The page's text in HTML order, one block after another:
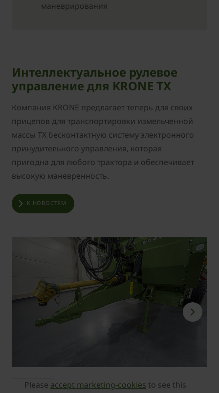
маневрирования
Интеллектуальное рулевое
управление для KRONE TX
Компания KRONE предлагает теперь для своих
прицепов для транспортировки измельченной
массы TX бесконтактную систему электронного
принудительного управления, которая
пригодна для любого трактора и обеспечивает
высокую маневренность.
К НОВОСТЯМ
Please accept marketing-cookies to see this